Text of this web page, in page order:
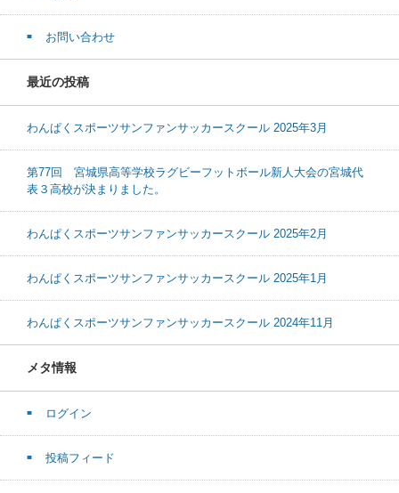
お問い合わせ
最近の投稿
わんぱくスポーツサンファンサッカースクール 2025年3月
第77回 宮城県高等学校ラグビーフットボール新人大会の宮城代
表３高校が決まりました。
わんぱくスポーツサンファンサッカースクール 2025年2月
わんぱくスポーツサンファンサッカースクール 2025年1月
わんぱくスポーツサンファンサッカースクール 2024年11月
メタ情報
ログイン
投稿フィード